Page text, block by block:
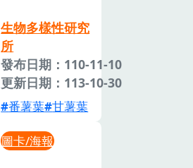
生物多樣性研究
所
發布日期：110-11-10
更新日期：113-10-30
番薯葉 甘薯葉
圖卡/海報